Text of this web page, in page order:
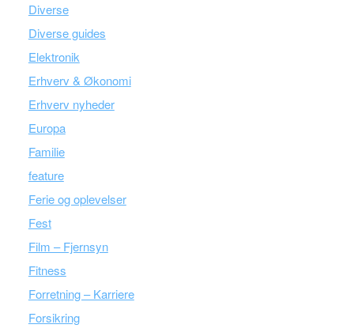
Diverse
Diverse guides
Elektronik
Erhverv & Økonomi
Erhverv nyheder
Europa
Familie
feature
Ferie og oplevelser
Fest
Film – Fjernsyn
Fitness
Forretning – Karriere
Forsikring